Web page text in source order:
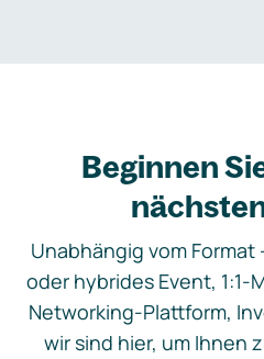
Beginnen
Unabhängig vom
oder hybrides Event,
Networking-Plattform,
wir sind hier, um Ihnen